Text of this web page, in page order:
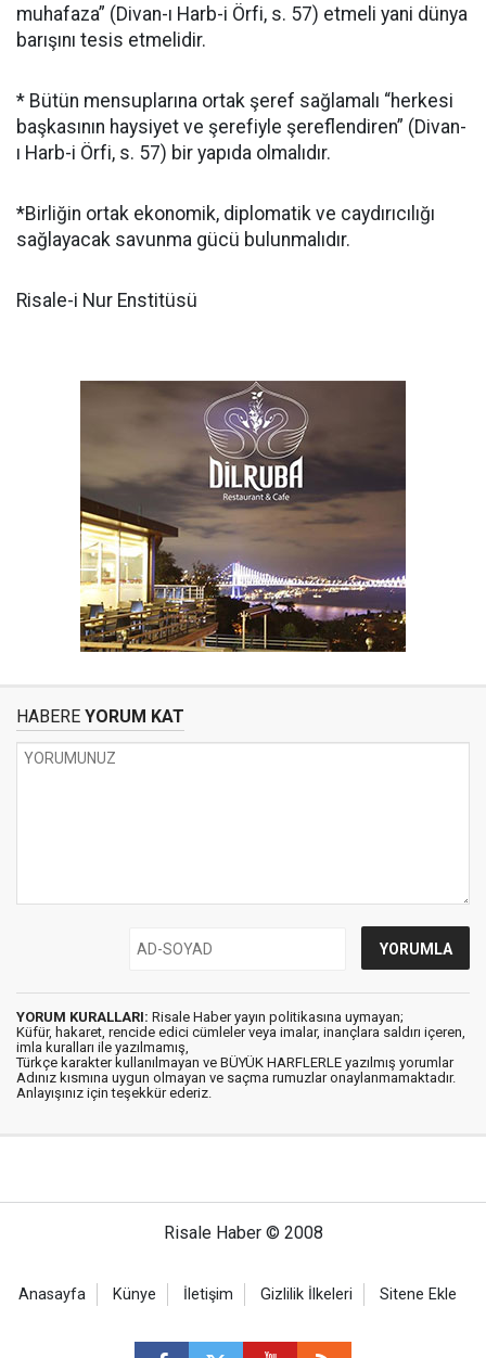
muhafaza” (Divan-ı Harb-i Örfi, s. 57) etmeli yani dünya
barışını tesis etmelidir.
* Bütün mensuplarına ortak şeref sağlamalı “herkesi
başkasının haysiyet ve şerefiyle şereflendiren” (Divan-
ı Harb-i Örfi, s. 57) bir yapıda olmalıdır.
*Birliğin ortak ekonomik, diplomatik ve caydırıcılığı
sağlayacak savunma gücü bulunmalıdır.
Risale-i Nur Enstitüsü
HABERE YORUM KAT
YORUM KURALLARI: Risale Haber yayın politikasına uymayan;
Küfür, hakaret, rencide edici cümleler veya imalar, inançlara saldırı içeren,
imla kuralları ile yazılmamış,
Türkçe karakter kullanılmayan ve BÜYÜK HARFLERLE yazılmış yorumlar
Adınız kısmına uygun olmayan ve saçma rumuzlar onaylanmamaktadır.
Anlayışınız için teşekkür ederiz.
Risale Haber © 2008
Anasayfa Künye İletişim Gizlilik İlkeleri Sitene Ekle